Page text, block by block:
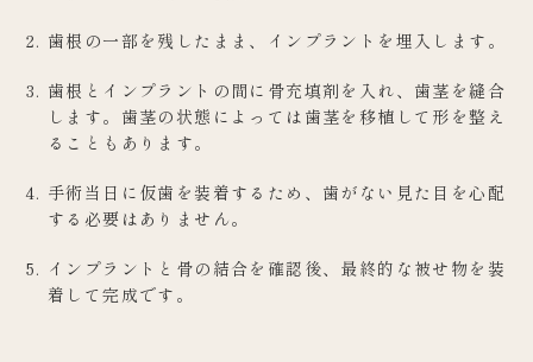
歯根の一部を残したまま、インプラントを埋入します。
歯根とインプラントの間に骨充填剤を入れ、歯茎を縫合
します。歯茎の状態によっては歯茎を移植して形を整え
ることもあります。
手術当日に仮歯を装着するため、歯がない見た目を心配
する必要はありません。
インプラントと骨の結合を確認後、最終的な被せ物を装
着して完成です。